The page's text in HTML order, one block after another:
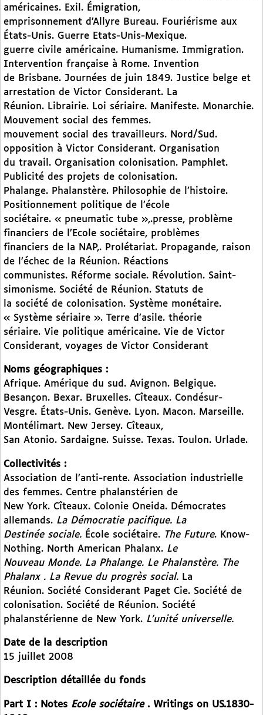
américaines. Exil. Émigration,
emprisonnement d’Allyre Bureau. Fouriérisme aux
États-Unis. Guerre Etats-Unis-Mexique.
guerre civile américaine. Humanisme. Immigration.
Intervention française à Rome. Invention
de Brisbane. Journées de juin 1849. Justice belge et
arrestation de Victor Considerant. La
Réunion. Librairie. Loi sériaire. Manifeste. Monarchie.
Mouvement social des femmes.
mouvement social des travailleurs. Nord/Sud.
opposition à Victor Considerant. Organisation
du travail. Organisation colonisation. Pamphlet.
Publicité des projets de colonisation.
Phalange. Phalanstère. Philosophie de l’histoire.
Positionnement politique de l’école
sociétaire. « pneumatic tube »,.presse, problème
financiers de l’Ecole sociétaire, problèmes
financiers de la NAP,. Prolétariat. Propagande, raison
de l’échec de la Réunion. Réactions
communistes. Réforme sociale. Révolution. Saint-
simonisme. Société de Réunion. Statuts de
la société de colonisation. Système monétaire.
« Système sériaire ». Terre d’asile. théorie
sériaire. Vie politique américaine. Vie de Victor
Considerant, voyages de Victor Considerant
Noms géographiques :
Afrique. Amérique du sud. Avignon. Belgique.
Besançon. Bexar. Bruxelles. Cîteaux. Condésur-
Vesgre. États-Unis. Genève. Lyon. Macon. Marseille.
Montélimart. New Jersey. Cîteaux,
San Atonio. Sardaigne. Suisse. Texas. Toulon. Urlade.
Collectivités :
Association de l’anti-rente. Association industrielle
des femmes. Centre phalanstérien de
New York. Cîteaux. Colonie Oneida. Démocrates
allemands. La Démocratie pacifique. La
Destinée sociale. École sociétaire. The Future. Know-
Nothing. North American Phalanx. Le
Nouveau Monde. La Phalange. Le Phalanstère. The
Phalanx . La Revue du progrès social. La
Réunion. Société Considerant Paget Cie. Société de
colonisation. Société de Réunion. Société
phalanstérienne de New York. L’unité universelle.
Date de la description
15 juillet 2008
Description détaillée du fonds
Part I : Notes Ecole sociétaire . Writings on US.1830-